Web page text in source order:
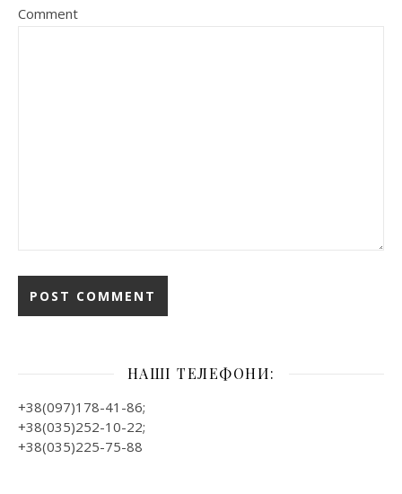
Comment
НАШІ ТЕЛЕФОНИ:
+38(097)178-41-86;
+38(035)252-10-22;
+38(035)225-75-88